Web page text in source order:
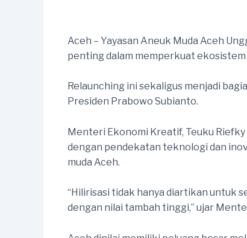
Aceh – Yayasan Aneuk Muda Aceh
penting dalam memperkuat
Relaunching ini sekaligus menjadi
Presiden Prabowo Subianto.
Menteri Ekonomi Kreatif, Teuku
dengan pendekatan teknologi dan
muda Aceh.
“Hilirisasi tidak hanya diartikan untuk
dengan nilai tambah tinggi,” ujar